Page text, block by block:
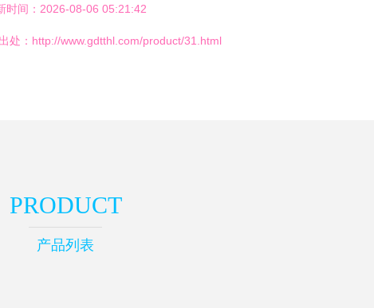
时间：2026-08-06 05:21:42
处：http://www.gdtthl.com/product/31.html
PRODUCT
产品列表